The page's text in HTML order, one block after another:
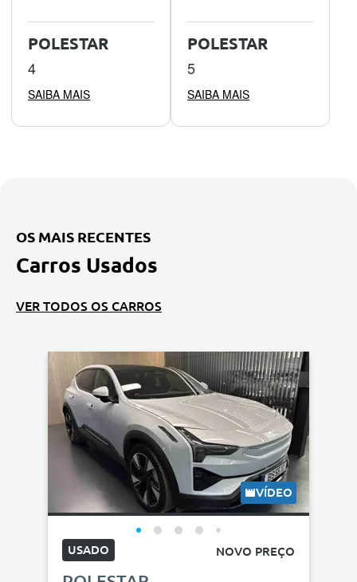
POLESTAR
4
SAIBA MAIS
POLESTAR
5
SAIBA MAIS
OS MAIS RECENTES
Carros Usados
VER TODOS OS CARROS
VÍDEO
USADO NOVO PREÇO